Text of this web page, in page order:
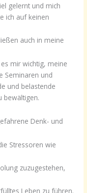
gelernt und mich
ich auf keinen
auch in meine
mir wichtig, meine
Seminaren und
und belastende
bewältigen.
Denk- und
Stressoren wie
zuzugestehen,
Leben zu führen.